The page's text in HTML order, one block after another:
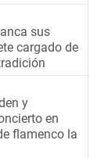
sus
cargado de
y
en
flamenco la